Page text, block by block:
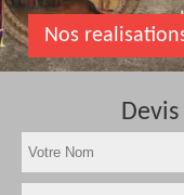
Nos